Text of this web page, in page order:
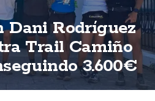
Dani Rodríguez
Trail Camiño
3.600€